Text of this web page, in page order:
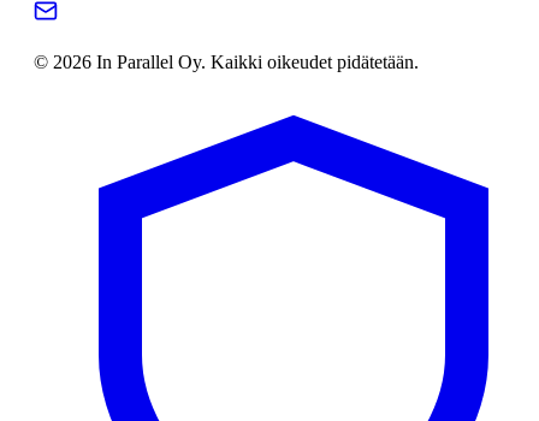
© 2026 In Parallel Oy. Kaikki oikeudet pidätetään.